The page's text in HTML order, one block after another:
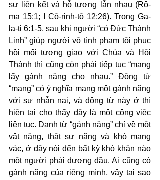
sự liên kết và hỗ tương lẫn nhau (Rô-
ma 15:1; I Cô-rinh-tô 12:26). Trong Ga-
la-ti 6:1-5, sau khi người “có Đức Thánh
Linh” giúp người vô tình phạm tội phục
hồi mối tương giao với Chúa và Hội
Thánh thì cũng còn phải tiếp tục “mang
lấy gánh nặng cho nhau.” Động từ
“mang” có ý nghĩa mang một gánh nặng
với sự nhẫn nại, và động từ này ở thì
hiện tại cho thấy đây là một công việc
liên tục. Danh từ “gánh nặng” chỉ về một
vật nặng, thật sự nặng và khó mang
vác, ở đây nói đến bất kỳ khó khăn nào
một người phải đương đầu. Ai cũng có
gánh nặng của riêng mình, vậy tại sao